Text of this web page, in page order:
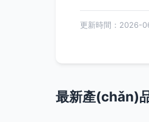
更新時間：2026-
最新產(chǎn)